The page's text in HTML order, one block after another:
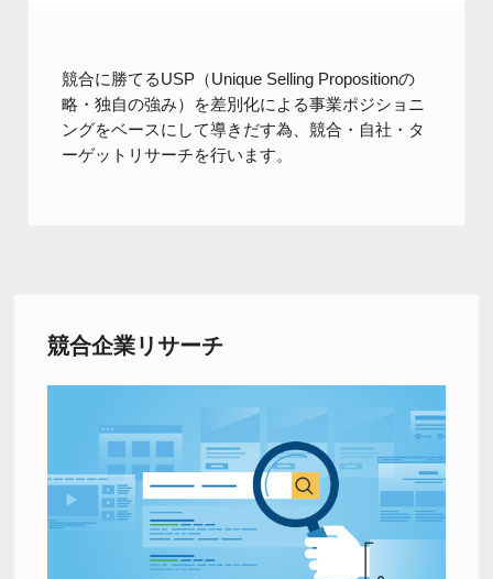
競合に勝てるUSP（Unique Selling Propositionの
略・独自の強み）を差別化による事業ポジショニ
ングをベースにして導きだす為、競合・自社・タ
ーゲットリサーチを行います。
競合企業リサーチ